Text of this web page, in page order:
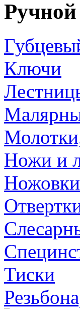
Ключи
Ножи и
Тиски